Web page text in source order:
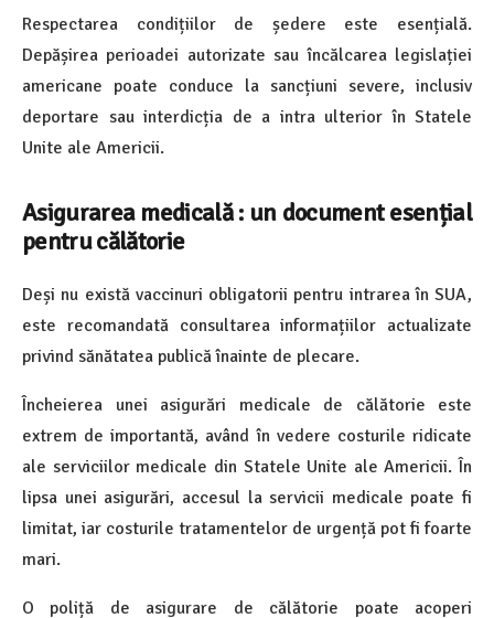
Respectarea condițiilor de ședere este esențială.
Depășirea perioadei autorizate sau încălcarea legislației
americane poate conduce la sancțiuni severe, inclusiv
deportare sau interdicția de a intra ulterior în Statele
Unite ale Americii.
Asigurarea medicală : un document esențial
pentru călătorie
Deși nu există vaccinuri obligatorii pentru intrarea în SUA,
este recomandată consultarea informațiilor actualizate
privind sănătatea publică înainte de plecare.
Încheierea unei asigurări medicale de călătorie este
extrem de importantă, având în vedere costurile ridicate
ale serviciilor medicale din Statele Unite ale Americii. În
lipsa unei asigurări, accesul la servicii medicale poate fi
limitat, iar costurile tratamentelor de urgență pot fi foarte
mari.
O poliță de asigurare de călătorie poate acoperi